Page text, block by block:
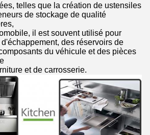
telles que la création de ustensiles
de stockage de qualité
il est souvent utilisé pour
des réservoirs de
du véhicule et des pièces
et de carrosserie.